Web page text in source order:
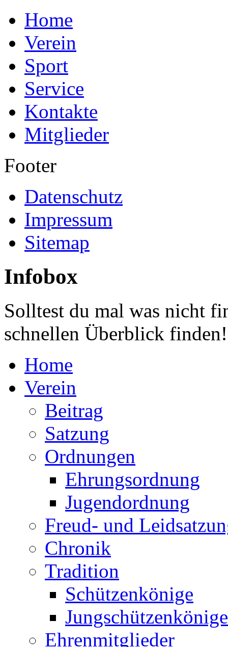
Home
Verein
Sport
Service
Kontakte
Mitglieder
Footer
Datenschutz
Impressum
Sitemap
Infobox
Solltest du mal was nicht
schnellen Überblick finden!
Home
Verein
Beitrag
Satzung
Ordnungen
Ehrungsordnung
Jugendordnung
Freud- und
Chronik
Tradition
Schützenkönige
Jungschützenkönige
Ehrenmitglieder